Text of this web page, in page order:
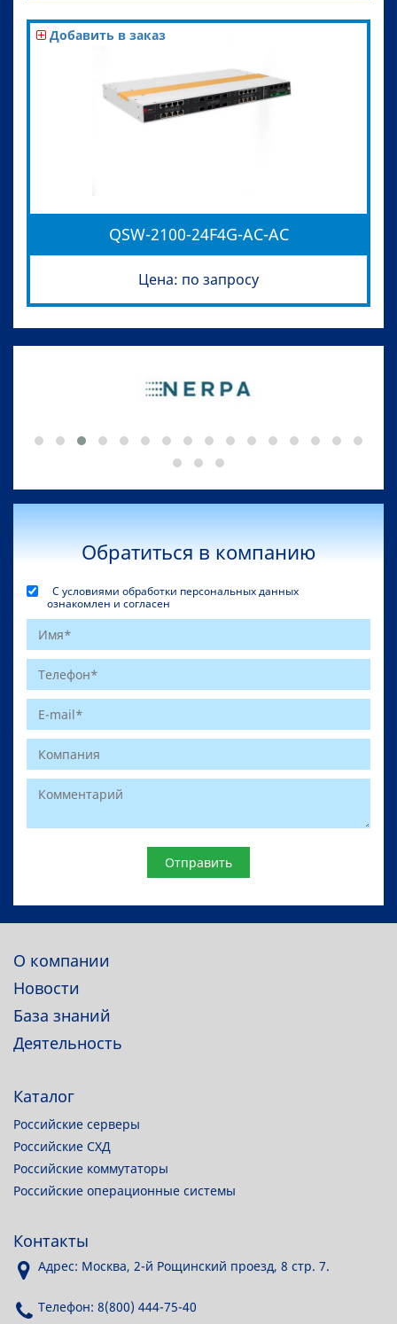
Добавить в заказ
QSW-2100-24F4G-AC-AC
Цена: по запросу
Обратиться в компанию
С условиями обработки персональных данных
ознакомлен и согласен
О компании
Новости
База знаний
Деятельность
Каталог
Российские серверы
Российские СХД
Российские коммутаторы
Российские операционные системы
Контакты
Адрес: Москва, 2-й Рощинский проезд, 8 стр. 7.
Телефон: 8(800) 444-75-40